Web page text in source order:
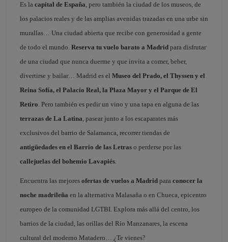
Es la capital de España, pero también la ciudad de los museos, de
los palacios reales y de las amplias avenidas trazadas en una urbe sin
murallas… Una ciudad abierta que recibe con generosidad a gente
de todo el mundo. Reserva tu vuelo barato a Madrid para disfrutar
de una ciudad que nunca duerme y que invita a comer, beber,
divertirse y bailar… Madrid es el Museo del Prado, el Thyssen y el
Reina Sofía, el Palacio Real, la Plaza Mayor y el Parque de El
Retiro. Pero también es pedir un vino y una tapa en alguna de las
terrazas de La Latina, pasear junto a los escaparates más
exclusivos del barrio de Salamanca, recorrer tiendas de
antigüedades en el Barrio de las Letras o perderse por las
callejuelas del bohemio Lavapiés.
Encuentra las mejores ofertas de vuelos a Madrid para conocer la
noche madrileña en la alternativa Malasaña o en Chueca, epicentro
europeo de la comunidad LGTBI. Explora más allá del centro, los
barrios de la ciudad, las orillas del Río Manzanares, la escena
cultural del moderno Matadero… ¿Te vienes?